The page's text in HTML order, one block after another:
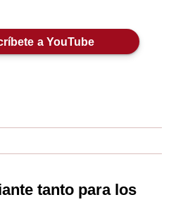
a YouTube
tanto para los